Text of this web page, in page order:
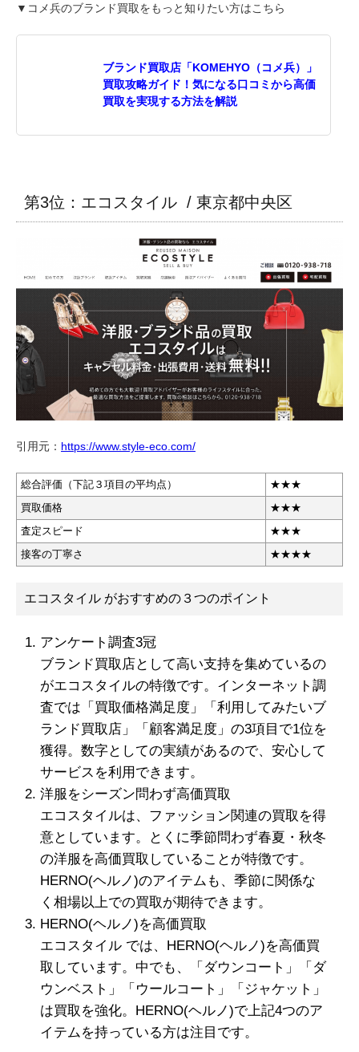
▼コメ兵のブランド買取をもっと知りたい方はこちら
ブランド買取店「KOMEHYO（コメ兵）」
買取攻略ガイド！気になる口コミから高価
買取を実現する方法を解説
第3位：エコスタイル / 東京都中央区
引用元： https://www.style-eco.com/
総合評価（下記３項目の平均点）
★★★
買取価格
★★★
査定スピード
★★★
接客の丁寧さ
★★★★
エコスタイル がおすすめの３つのポイント
アンケート調査3冠
ブランド買取店として高い支持を集めているの
がエコスタイルの特徴です。インターネット調
査では「買取価格満足度」「利用してみたいブ
ランド買取店」「顧客満足度」の3項目で1位を
獲得。数字としての実績があるので、安心して
サービスを利用できます。
洋服をシーズン問わず高価買取
エコスタイルは、ファッション関連の買取を得
意としています。とくに季節問わず春夏・秋冬
の洋服を高価買取していることが特徴です。
HERNO(ヘルノ)のアイテムも、季節に関係な
く相場以上での買取が期待できます。
HERNO(ヘルノ)を高価買取
エコスタイル では、HERNO(ヘルノ)を高価買
取しています。中でも、「ダウンコート」「ダ
ウンベスト」「ウールコート」「ジャケット」
は買取を強化。HERNO(ヘルノ)で上記4つのア
イテムを持っている方は注目です。